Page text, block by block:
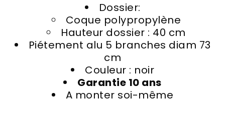
Dossier:
Coque polypropylène
Hauteur dossier : 40 cm
Piétement alu 5 branches diam 73
cm
Couleur : noir
Garantie 10 ans
A monter soi-même